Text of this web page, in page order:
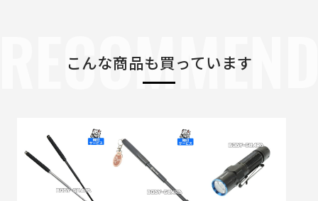
こんな商品も買っています